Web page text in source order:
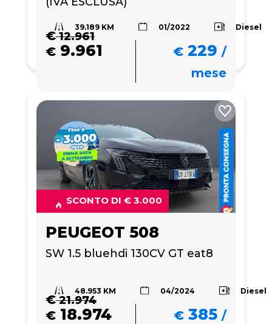
39.189 KM 01/2022 Diesel
€12.961
€ 9.961 € 229 /
mese
SCONTO DI € 3.000
PEUGEOT 508
SW 1.5 bluehdi 130CV GT eat8
48.953 KM 04/2024 Diesel
€21.974
€ 18.974 € 385 /